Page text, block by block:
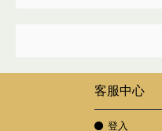
客服中心
登入